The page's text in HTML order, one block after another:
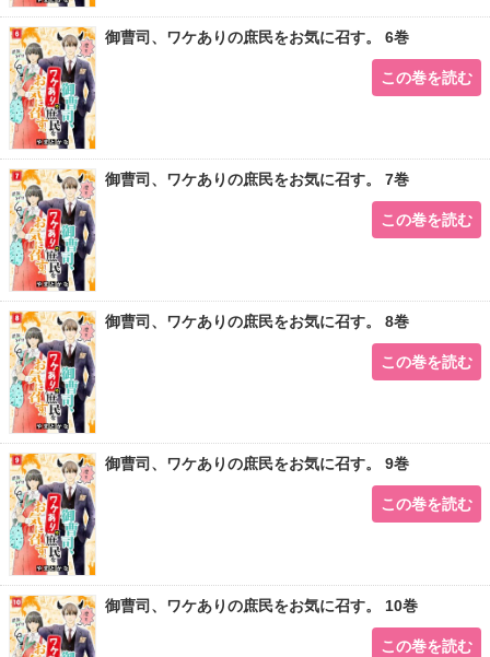
御曹司、ワケありの庶民をお気に召す。 6巻
この巻を読む
御曹司、ワケありの庶民をお気に召す。 7巻
この巻を読む
御曹司、ワケありの庶民をお気に召す。 8巻
この巻を読む
御曹司、ワケありの庶民をお気に召す。 9巻
この巻を読む
御曹司、ワケありの庶民をお気に召す。 10巻
この巻を読む